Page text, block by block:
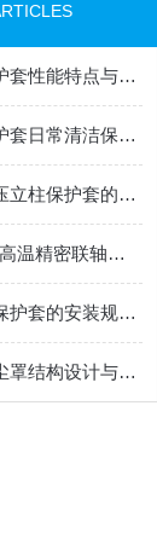
防火液压支柱保护套性能特点与阻燃防护应用
防尘液压立柱保护套日常清洁保养与更换规范
如何延长防尘液压立柱保护套的使用寿命？
2026年大扭矩/耐高温精密联轴器定制找哪家？能实现精准定制的优质厂家盘点
煤矿用液压立柱保护套的安装规范与使用寿命提升方案
液压支架立柱防尘罩结构设计与密封防护原理